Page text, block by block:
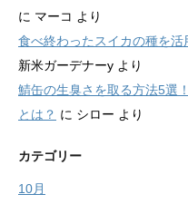
に マーコ より
食べ終わったスイカの種を
新米ガーデナーy より
鯖缶の生臭さを取る方法5選
とは？ に シロー より
カテゴリー
10月